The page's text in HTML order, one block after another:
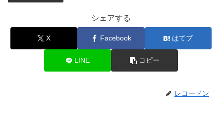
シェアする
X Facebook はてブ
LINE コピー
レコードン